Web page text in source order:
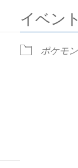
イベン
ポケモ